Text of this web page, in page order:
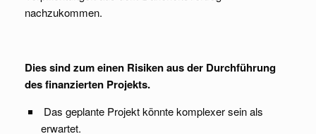
nachzukommen.
Dies sind zum einen Risiken aus der Durchführung
des finanzierten Projekts.
Das geplante Projekt könnte komplexer sein als
erwartet.